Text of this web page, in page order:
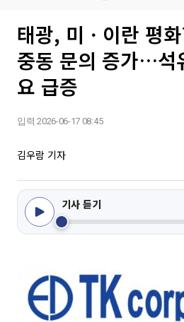
태광, 미ㆍ이란 평
중동 문의 증가…석
요 급증
입력 2026-06-17 08:45
김우람 기자
기사 듣기